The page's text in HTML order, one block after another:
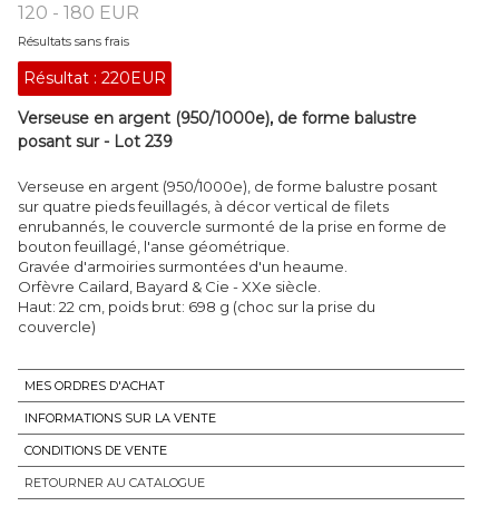
120 - 180 EUR
Résultats sans frais
Résultat : 220EUR
Verseuse en argent (950/1000e), de forme balustre
posant sur - Lot 239
Verseuse en argent (950/1000e), de forme balustre posant
sur quatre pieds feuillagés, à décor vertical de filets
enrubannés, le couvercle surmonté de la prise en forme de
bouton feuillagé, l'anse géométrique.
Gravée d'armoiries surmontées d'un heaume.
Orfèvre Cailard, Bayard & Cie - XXe siècle.
Haut: 22 cm, poids brut: 698 g (choc sur la prise du
couvercle)
MES ORDRES D'ACHAT
INFORMATIONS SUR LA VENTE
CONDITIONS DE VENTE
RETOURNER AU CATALOGUE